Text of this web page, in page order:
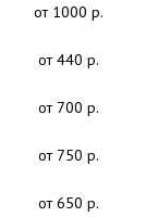
от 1000 р.
от 440 р.
от 700 р.
от 750 р.
от 650 р.